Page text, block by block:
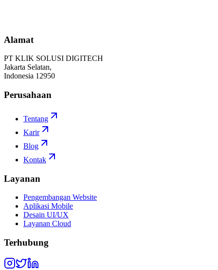
Alamat
PT KLIK SOLUSI DIGITECH
Jakarta Selatan,
Indonesia 12950
Perusahaan
Tentang
Karir
Blog
Kontak
Layanan
Pengembangan Website
Aplikasi Mobile
Desain UI/UX
Layanan Cloud
Terhubung